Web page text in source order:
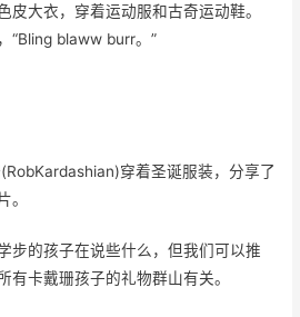
皮大衣，穿着运动服和古奇运动鞋。
“Bling blaww burr。”
穿着圣诞服装，分享了
。
步的孩子在说些什么，但我们可以推
有卡戴珊孩子的礼物群山有关。